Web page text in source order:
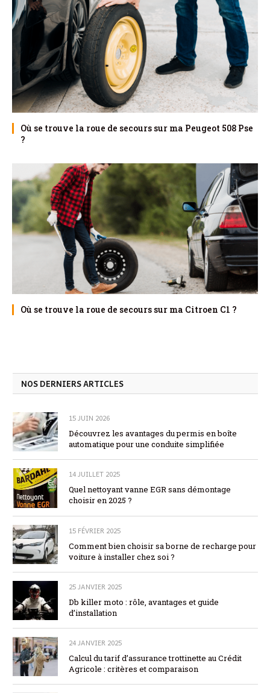
Où se trouve la roue de secours sur ma Peugeot 508 Pse
?
Où se trouve la roue de secours sur ma Citroen C1 ?
NOS DERNIERS ARTICLES
15 JUIN 2026
Découvrez les avantages du permis en boîte
automatique pour une conduite simplifiée
14 JUILLET 2025
Quel nettoyant vanne EGR sans démontage
choisir en 2025 ?
15 FÉVRIER 2025
Comment bien choisir sa borne de recharge pour
voiture à installer chez soi ?
25 JANVIER 2025
Db killer moto : rôle, avantages et guide
d’installation
24 JANVIER 2025
Calcul du tarif d’assurance trottinette au Crédit
Agricole : critères et comparaison